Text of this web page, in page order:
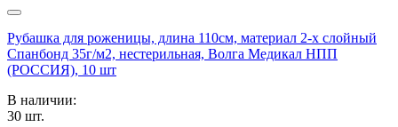
Рубашка для роженицы, длина 110см, материал 2-х слойный
Спанбонд 35г/м2, нестерильная, Волга Медикал НПП
(РОССИЯ), 10 шт
В наличии:
30 шт.